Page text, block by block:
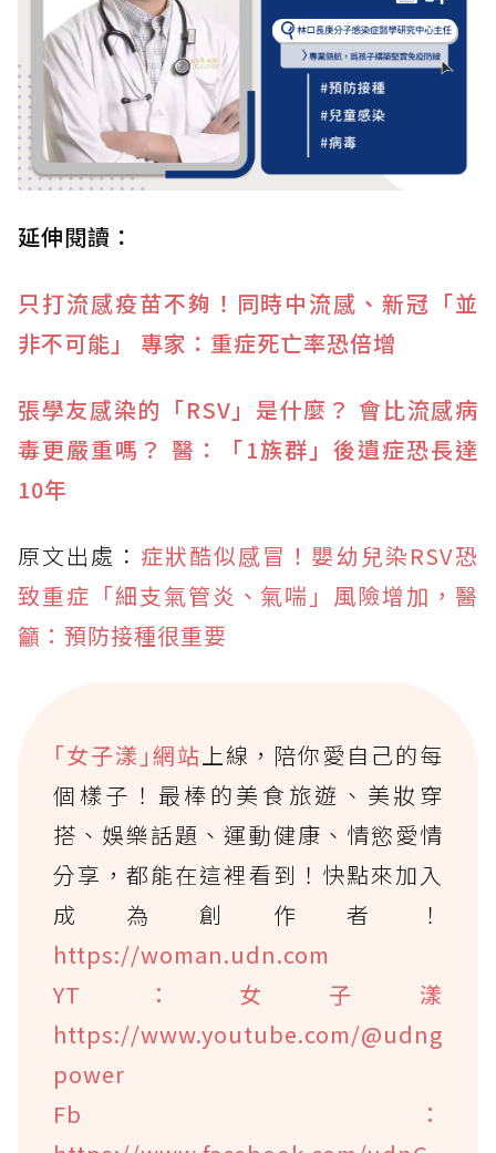
延伸閱讀：
只打流感疫苗不夠！同時中流感、新冠「並
非不可能」 專家：重症死亡率恐倍增
張學友感染的「RSV」是什麼？ 會比流感病
毒更嚴重嗎？ 醫：「1族群」後遺症恐長達
10年
原文出處： 症狀酷似感冒！嬰幼兒染RSV恐
致重症「細支氣管炎、氣喘」風險增加，醫
籲：預防接種很重要
｢女子漾｣網站上線，陪你愛自己的每
個樣子！最棒的美食旅遊、美妝穿
搭、娛樂話題、運動健康、情慾愛情
分享，都能在這裡看到！快點來加入
成為創作者！
https://woman.udn.com
YT：女子漾
https://www.youtube.com/@udng
power
Fb：